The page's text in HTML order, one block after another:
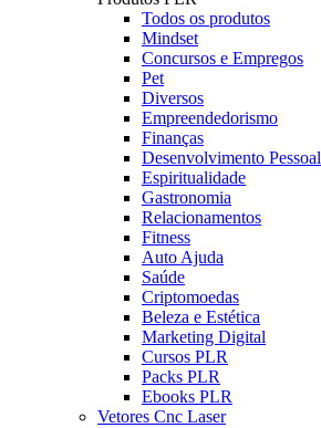
Todos os produtos
Mindset
Concursos e Empregos
Pet
Diversos
Empreendedorismo
Finanças
Desenvolvimento Pessoal
Espiritualidade
Gastronomia
Relacionamentos
Fitness
Auto Ajuda
Saúde
Criptomoedas
Beleza e Estética
Marketing Digital
Cursos PLR
Packs PLR
Ebooks PLR
Vetores Cnc Laser